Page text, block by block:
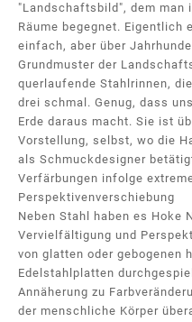
"Landschaftsbild", dem man
Räume begegnet. Eigentlich
einfach, aber über
Grundmuster der
querlaufende Stahlrinnen,
drei schmal. Genug, dass
Erde daraus macht. Sie ist
Vorstellung, selbst, wo die
als Schmuckdesigner
Verfärbungen infolge
Perspektivenverschiebung
Neben Stahl haben es Hoke
Vervielfältigung und
von glatten oder gebogenen
Edelstahlplatten
Annäherung zu
der menschliche Körper